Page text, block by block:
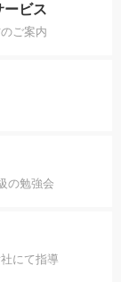
ービス
ご案内
の勉強会
にて指導